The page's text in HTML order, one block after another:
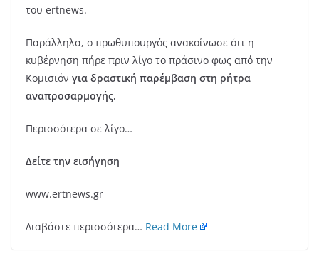
του ertnews.
Παράλληλα, ο πρωθυπουργός ανακοίνωσε ότι η
κυβέρνηση πήρε πριν λίγο το πράσινο φως από την
Κομισιόν για δραστική παρέμβαση στη ρήτρα
αναπροσαρμογής.
Περισσότερα σε λίγο…
Δείτε την εισήγηση
www.ertnews.gr
Διαβάστε περισσότερα… Read More